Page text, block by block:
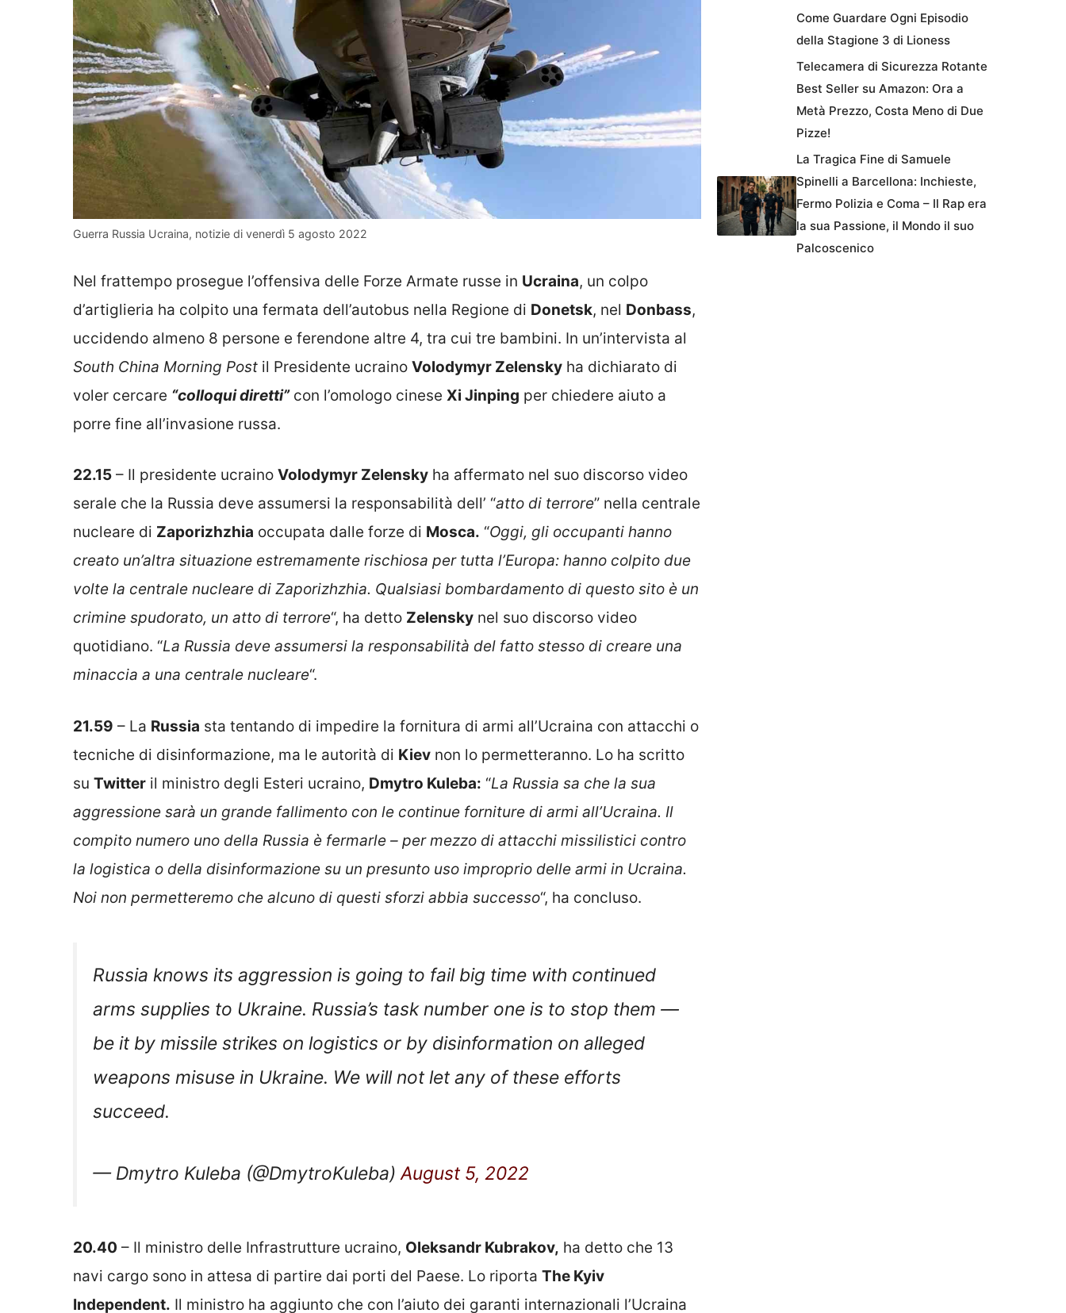
Guerra Russia Ucraina, notizie di venerdì 5 agosto 2022
Nel frattempo prosegue l’offensiva delle Forze Armate russe in Ucraina, un colpo
d’artiglieria ha colpito una fermata dell’autobus nella Regione di Donetsk, nel Donbass,
uccidendo almeno 8 persone e ferendone altre 4, tra cui tre bambini. In un’intervista al
South China Morning Post il Presidente ucraino Volodymyr Zelensky ha dichiarato di
voler cercare “colloqui diretti”con l’omologo cinese Xi Jinping per chiedere aiuto a
porre fine all’invasione russa.
22.15 – Il presidente ucraino Volodymyr Zelensky ha affermato nel suo discorso video
serale che la Russia deve assumersi la responsabilità dell’ “atto di terrore” nella centrale
nucleare di Zaporizhzhia occupata dalle forze di Mosca. “Oggi, gli occupanti hanno
creato un’altra situazione estremamente rischiosa per tutta l’Europa: hanno colpito due
volte la centrale nucleare di Zaporizhzhia. Qualsiasi bombardamento di questo sito è un
crimine spudorato, un atto di terrore“, ha detto Zelensky nel suo discorso video
quotidiano. “La Russia deve assumersi la responsabilità del fatto stesso di creare una
minaccia a una centrale nucleare“.
21.59 – La Russia sta tentando di impedire la fornitura di armi all’Ucraina con attacchi o
tecniche di disinformazione, ma le autorità di Kiev non lo permetteranno. Lo ha scritto
su Twitter il ministro degli Esteri ucraino, Dmytro Kuleba: “La Russia sa che la sua
aggressione sarà un grande fallimento con le continue forniture di armi all’Ucraina. Il
compito numero uno della Russia è fermarle – per mezzo di attacchi missilistici contro
la logistica o della disinformazione su un presunto uso improprio delle armi in Ucraina.
Noi non permetteremo che alcuno di questi sforzi abbia successo“, ha concluso.
Russia knows its aggression is going to fail big time with continued
arms supplies to Ukraine. Russia’s task number one is to stop them —
be it by missile strikes on logistics or by disinformation on alleged
weapons misuse in Ukraine. We will not let any of these efforts
succeed.
— Dmytro Kuleba (@DmytroKuleba) August 5, 2022
20.40 – Il ministro delle Infrastrutture ucraino, Oleksandr Kubrakov, ha detto che 13
navi cargo sono in attesa di partire dai porti del Paese. Lo riporta The Kyiv
Independent. Il ministro ha aggiunto che con l’aiuto dei garanti internazionali l’Ucraina
Come Guardare Ogni Episodio
della Stagione 3 di Lioness
Telecamera di Sicurezza Rotante
Best Seller su Amazon: Ora a
Metà Prezzo, Costa Meno di Due
Pizze!
La Tragica Fine di Samuele
Spinelli a Barcellona: Inchieste,
Fermo Polizia e Coma – Il Rap era
la sua Passione, il Mondo il suo
Palcoscenico